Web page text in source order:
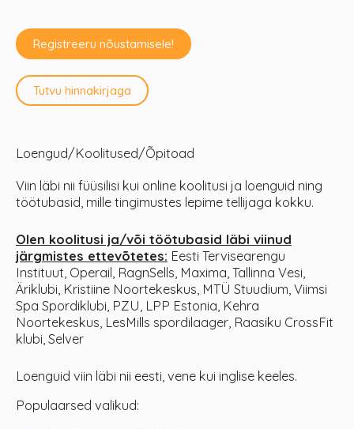
Registreeru nõustamisele!
Tutvu hinnakirjaga
Loengud/Koolitused/Õpitoad
Viin läbi nii füüsilisi kui online koolitusi ja loenguid ning
töötubasid, mille tingimustes lepime tellijaga kokku.
Olen koolitusi ja/või töötubasid läbi viinud
järgmistes ettevõtetes: Eesti Tervisearengu
Instituut, Operail, RagnSells, Maxima, Tallinna Vesi,
Äriklubi, Kristiine Noortekeskus, MTÜ Stuudium, Viimsi
Spa Spordiklubi, PZU, LPP Estonia, Kehra
Noortekeskus, LesMills spordilaager, Raasiku CrossFit
klubi, Selver
Loenguid viin läbi nii eesti, vene kui inglise keeles.
Populaarsed valikud: